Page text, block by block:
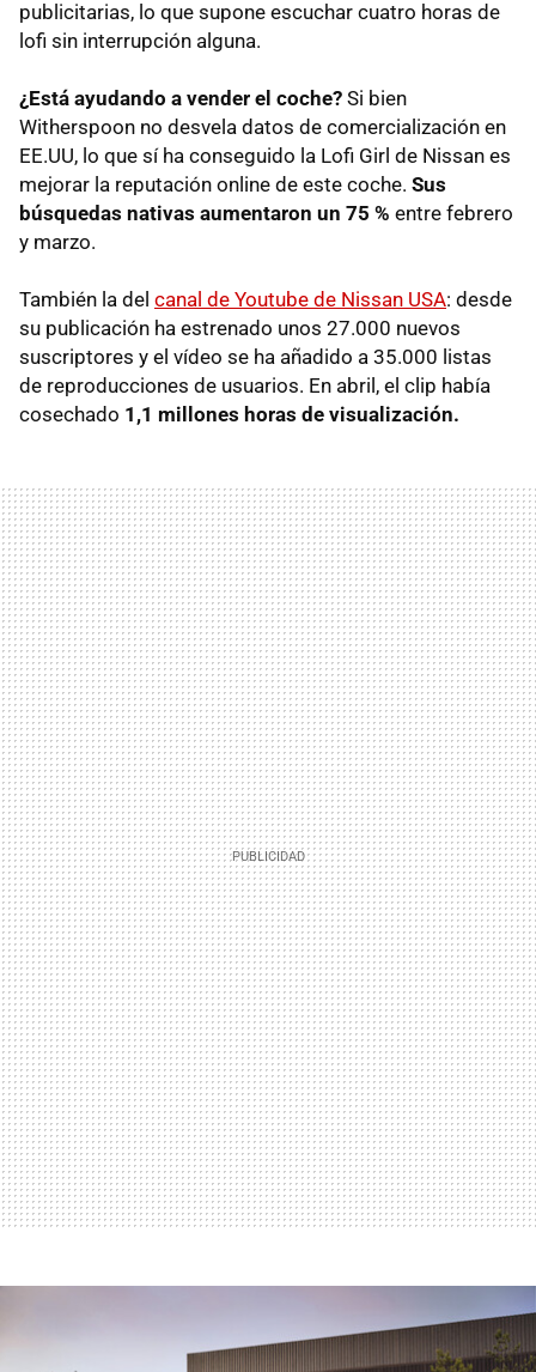
publicitarias, lo que supone escuchar cuatro horas de
lofi sin interrupción alguna.
¿Está ayudando a vender el coche? Si bien
Witherspoon no desvela datos de comercialización en
EE.UU, lo que sí ha conseguido la Lofi Girl de Nissan es
mejorar la reputación online de este coche. Sus
búsquedas nativas aumentaron un 75 % entre febrero
y marzo.
También la del canal de Youtube de Nissan USA: desde
su publicación ha estrenado unos 27.000 nuevos
suscriptores y el vídeo se ha añadido a 35.000 listas
de reproducciones de usuarios. En abril, el clip había
cosechado 1,1 millones horas de visualización.